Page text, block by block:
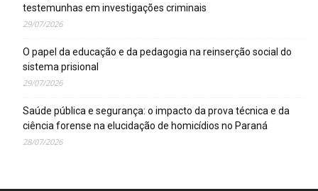
testemunhas em investigações criminais
29/07/2026
O papel da educação e da pedagogia na reinserção social do
sistema prisional
29/07/2026
Saúde pública e segurança: o impacto da prova técnica e da
ciência forense na elucidação de homicídios no Paraná
28/07/2026